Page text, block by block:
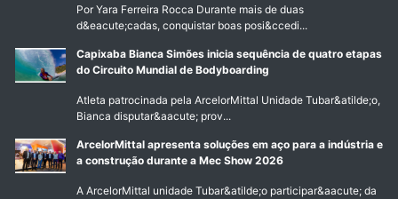
Por Yara Ferreira Rocca Durante mais de duas
d&eacute;cadas, conquistar boas posi&ccedi...
Capixaba Bianca Simões inicia sequência de quatro etapas
do Circuito Mundial de Bodyboarding
Atleta patrocinada pela ArcelorMittal Unidade Tubar&atilde;o,
Bianca disputar&aacute; prov...
ArcelorMittal apresenta soluções em aço para a indústria e
a construção durante a Mec Show 2026
A ArcelorMittal unidade Tubar&atilde;o participar&aacute; da